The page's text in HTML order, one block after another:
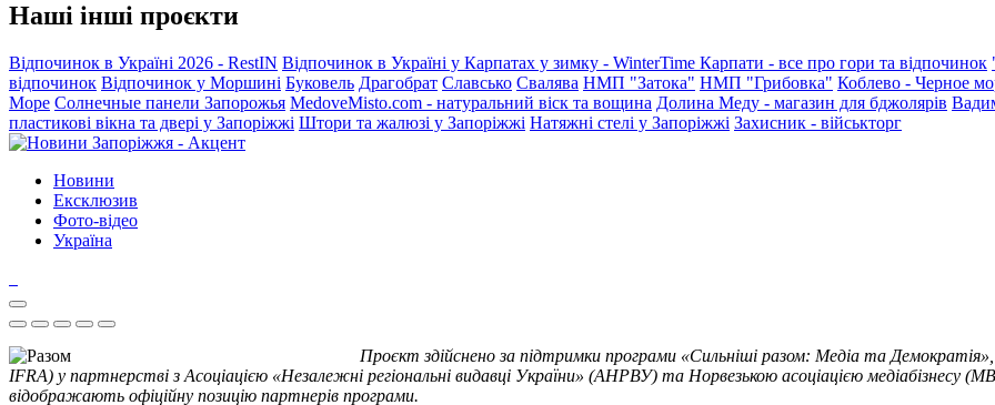
Наші інші проєкти
Відпочинок в Україні 2026 - RestIN Відпочинок в Україні у Карпатах у зимку - WinterTime Карпати - все про гори та відпочинок
відпочинок Відпочинок у Моршині Буковель Драгобрат Славсько Свалява НМП "Затока" НМП "Грибовка" Коблево - Черное
Море Солнечные панели Запорожья MedoveMisto.com - натуральний віск та вощина Долина Меду - магазин для бджолярів
пластикові вікна та двері у Запоріжжі Штори та жалюзі у Запоріжжі Натяжні стелі у Запоріжжі Захисник - військторг
Новини
Ексклюзив
Фото-відео
Україна
Проєкт здійснено за підтримки програми «Сильніші разом: Медіа та
IFRA) у партнерстві з Асоціацією «Незалежні регіональні видавці України» (АНРВУ) та Норвезькою асоціацією медіабізнесу
відображають офіційну позицію партнерів програми.